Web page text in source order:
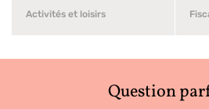
Activités et loisirs
Question